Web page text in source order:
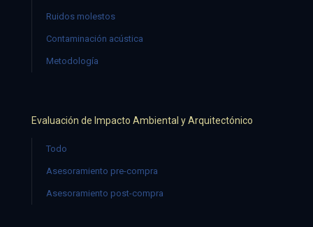
Ruidos molestos
Contaminación acústica
Metodología
Evaluación de Impacto Ambiental y Arquitectónico
Todo
Asesoramiento pre-compra
Asesoramiento post-compra